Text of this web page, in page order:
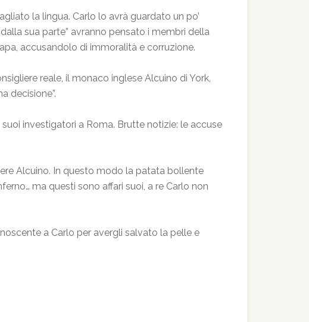
la lingua. Carlo lo avrà guardato un po’
sua parte” avranno pensato i membri della
accusandolo di immoralità e corruzione.
reale, il monaco inglese Alcuino di York,
decisione”.
investigatori a Roma. Brutte notizie: le accuse
Alcuino. In questo modo la patata bollente
ma questi sono affari suoi, a re Carlo non
a Carlo per avergli salvato la pelle e